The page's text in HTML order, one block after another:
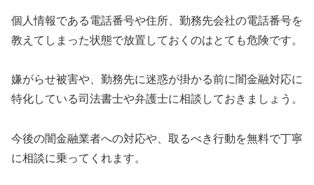
個人情報である電話番号や住所、勤務先会社の電話番号を
教えてしまった状態で放置しておくのはとても危険です。
嫌がらせ被害や、勤務先に迷惑が掛かる前に闇金融対応に
特化している司法書士や弁護士に相談しておきましょう。
今後の闇金融業者への対応や、取るべき行動を無料で丁寧
に相談に乗ってくれます。